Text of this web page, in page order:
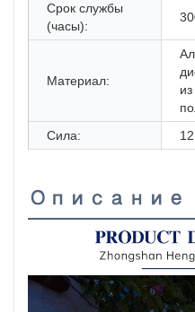
Срок службы
(часы):
Материал:
из
Сила:
Описание